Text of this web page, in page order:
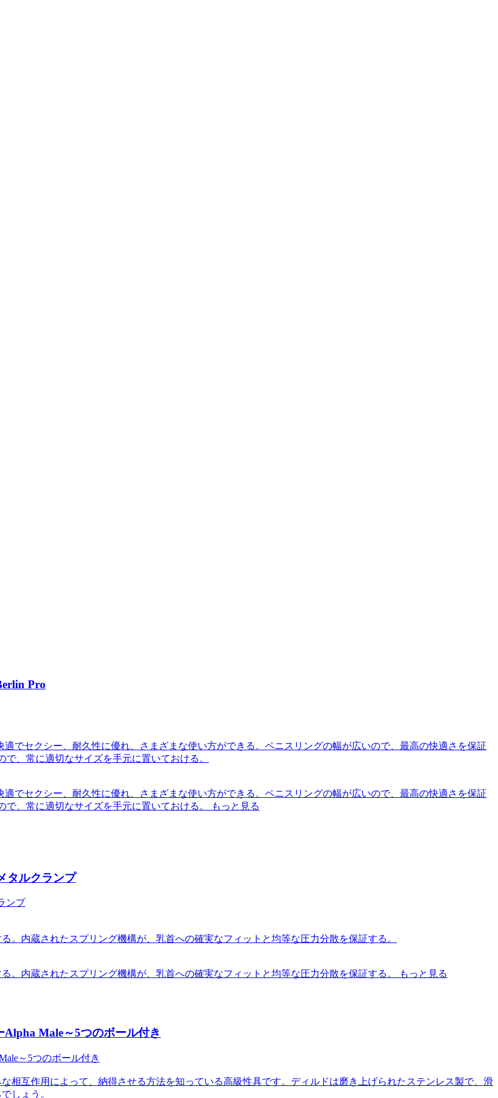
Pro
でセクシー、耐久性に優れ、さまざまな使い方ができる。ペニスリングの幅が広いので、最高の快適さを保証
、常に適切なサイズを手元に置いておける。
でセクシー、耐久性に優れ、さまざまな使い方ができる。ペニスリングの幅が広いので、最高の快適さを保証
、常に適切なサイズを手元に置いておける。
もっと見る
タルクランプ
。内蔵されたスプリング機構が、乳首への確実なフィットと均等な圧力分散を保証する。
。内蔵されたスプリング機構が、乳首への確実なフィットと均等な圧力分散を保証する。 もっと見る
Male～5つのボール付き
相互作用によって、納得させる方法を知っている高級性具です。ディルドは磨き上げられたステンレス製で、滑
しょう。